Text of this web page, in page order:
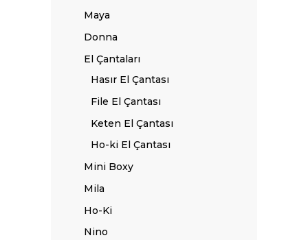
Maya
Donna
El Çantaları
Hasır El Çantası
File El Çantası
Keten El Çantası
Ho-ki El Çantası
Mini Boxy
Mila
Ho-Ki
Nino